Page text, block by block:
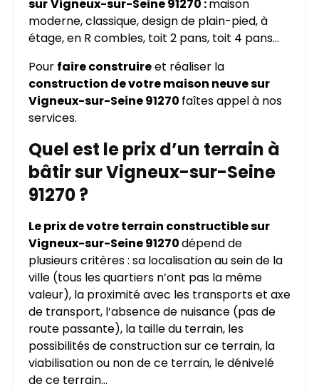
surVigneux-sur-Seine 91270 :maison
moderne, classique, design de plain-pied, à
étage, en R combles, toit 2 pans, toit 4 pans…
Pour faire construireet réaliser la
construction de votre maison neuve sur
Vigneux-sur-Seine 91270 faîtes appel à nos
services.
Quel est le prix d’un terrain à
bâtir sur Vigneux-sur-Seine
91270 ?
Le prix de votre terrain constructible sur
Vigneux-sur-Seine 91270dépend de
plusieurs critères : sa localisation au sein de la
ville (tous les quartiers n’ont pas la même
valeur), la proximité avec les transports et axe
de transport, l’absence de nuisance (pas de
route passante), la taille du terrain, les
possibilités de construction sur ce terrain, la
viabilisation ou non de ce terrain, le dénivelé
de ce terrain…